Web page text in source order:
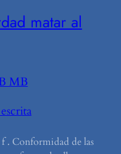
matar al
MB
. Conformidad de las